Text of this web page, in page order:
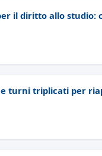
il diritto allo
e turni triplicati per